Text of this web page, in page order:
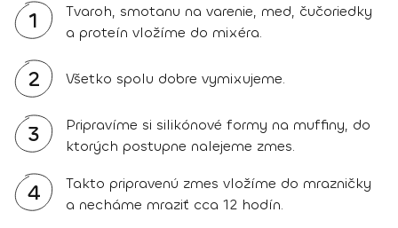
1
Tvaroh, smotanu na varenie, med, čučoriedky
a proteín vložíme do mixéra.
2 Všetko spolu dobre vymixujeme.
3
Pripravíme si silikónové formy na muffiny, do
ktorých postupne nalejeme zmes.
4
Takto pripravenú zmes vložíme do mrazničky
a necháme mraziť cca 12 hodín.